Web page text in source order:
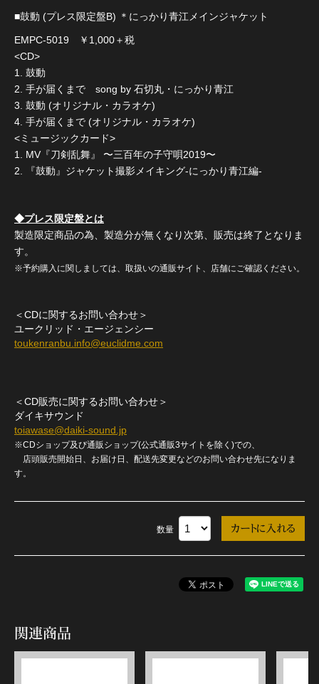
■鼓動 (プレス限定盤B) ＊にっかり青江メインジャケット
EMPC-5019 ￥1,000＋税
<CD>
1. 鼓動
2. 手が届くまで song by 石切丸・にっかり青江
3. 鼓動 (オリジナル・カラオケ)
4. 手が届くまで (オリジナル・カラオケ)
<ミュージックカード>
1. MV『刀剣乱舞』 〜三百年の子守唄2019〜
2. 『鼓動』ジャケット撮影メイキング-にっかり青江編-
◆プレス限定盤とは
製造限定商品の為、製造分が無くなり次第、販売は終了となりま
す。
※予約購入に関しましては、取扱いの通販サイト、店舗にご確認ください。
＜CDに関するお問い合わせ＞
ユークリッド・エージェンシー
toukenranbu.info@euclidme.com
＜CD販売に関するお問い合わせ＞
ダイキサウンド
toiawase@daiki-sound.jp
※CDショップ及び通販ショップ(公式通販3サイトを除く)での、
店頭販売開始日、お届け日、配送先変更などのお問い合わせ先になりま
す。
数量
関連商品